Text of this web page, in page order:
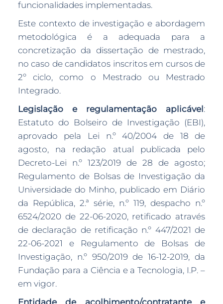
funcionalidades implementadas.
Este contexto de investigação e abordagem
metodológica é a adequada para a
concretização da dissertação de mestrado,
no caso de candidatos inscritos em cursos de
2º ciclo, como o Mestrado ou Mestrado
Integrado.
Legislação e regulamentação aplicável :
Estatuto do Bolseiro de Investigação (EBI),
aprovado pela Lei n.º 40/2004 de 18 de
agosto, na redação atual publicada pelo
Decreto-Lei n.º 123/2019 de 28 de agosto;
Regulamento de Bolsas de Investigação da
Universidade do Minho, publicado em Diário
da República, 2.ª série, n.º 119, despacho n.º
6524/2020 de 22-06-2020, retificado através
de declaração de retificação n.º 447/2021 de
22-06-2021 e Regulamento de Bolsas de
Investigação, n.º 950/2019 de 16-12-2019, da
Fundação para a Ciência e a Tecnologia, I.P. –
em vigor.
Entidade de acolhimento/contratante e